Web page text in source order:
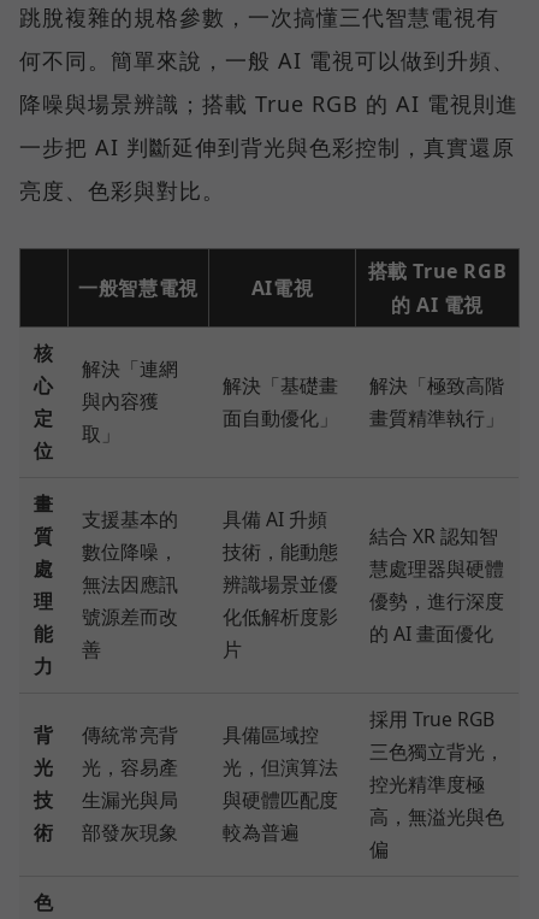
跳脫複雜的規格參數，一次搞懂三代智慧電視有
何不同。簡單來說，一般 AI 電視可以做到升頻、
降噪與場景辨識；搭載 True RGB 的 AI 電視則進
一步把 AI 判斷延伸到背光與色彩控制，真實還原
亮度、色彩與對比。
一般智慧電視 AI電視
搭載 True RGB
的 AI 電視
核
心
定
位
解決「連網
與內容獲
取」
解決「基礎畫
面自動優化」
解決「極致高階
畫質精準執行」
畫
質
處
理
能
力
支援基本的
數位降噪，
無法因應訊
號源差而改
善
具備 AI 升頻
技術，能動態
辨識場景並優
化低解析度影
片
結合 XR 認知智
慧處理器與硬體
優勢，進行深度
的 AI 畫面優化
背
光
技
術
傳統常亮背
光，容易產
生漏光與局
部發灰現象
具備區域控
光，但演算法
與硬體匹配度
較為普遍
採用 True RGB
三色獨立背光，
控光精準度極
高，無溢光與色
偏
色